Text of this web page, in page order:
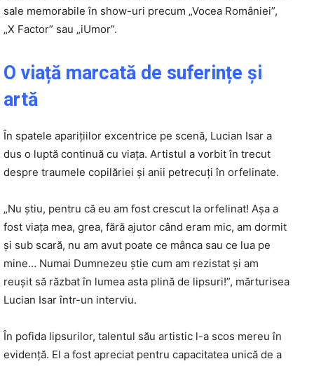
sale memorabile în show-uri precum „Vocea României”,
„X Factor” sau „iUmor”.
O viață marcată de suferințe și
artă
În spatele aparițiilor excentrice pe scenă, Lucian Isar a
dus o luptă continuă cu viața. Artistul a vorbit în trecut
despre traumele copilăriei și anii petrecuți în orfelinate.
„Nu știu, pentru că eu am fost crescut la orfelinat! Așa a
fost viața mea, grea, fără ajutor când eram mic, am dormit
și sub scară, nu am avut poate ce mânca sau ce lua pe
mine… Numai Dumnezeu știe cum am rezistat și am
reușit să răzbat în lumea asta plină de lipsuri!”, mărturisea
Lucian Isar într-un interviu.
În pofida lipsurilor, talentul său artistic l-a scos mereu în
evidență. El a fost apreciat pentru capacitatea unică de a